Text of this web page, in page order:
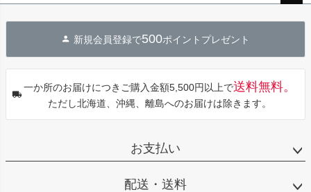
へ
新規会員登録で500ポイントプレゼント
一か所のお届けにつきご購入金額5,500円以上で送料無料。
ただし北海道、沖縄、離島へのお届けは除きます。
お支払い
配送・送料